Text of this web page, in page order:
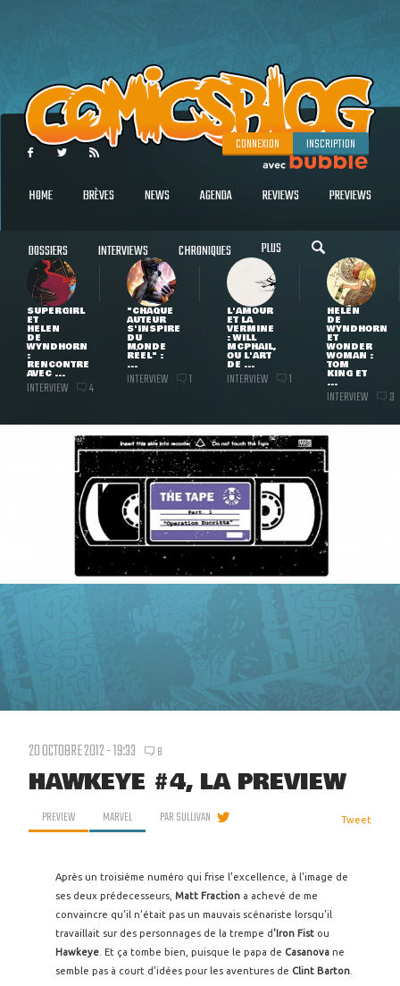
CONNEXION INSCRIPTION
HOME BRÈVES NEWS AGENDA REVIEWS PREVIEWS
DOSSIERS INTERVIEWS CHRONIQUES PLUS
SUPERGIRL
ET
HELEN
DE
WYNDHORN
:
RENCONTRE
AVEC ...
INTERVIEW 4
"CHAQUE
AUTEUR
S'INSPIRE
DU
MONDE
RÉEL" :
...
INTERVIEW 1
L'AMOUR
ET LA
VERMINE
: WILL
MCPHAIL,
OU L'ART
DE ...
INTERVIEW 1
HELEN
DE
WYNDHORN
ET
WONDER
WOMAN :
TOM
KING ET
...
INTERVIEW 3
20 OCTOBRE 2012 - 19:33 8
HAWKEYE #4, LA PREVIEW
PREVIEW MARVEL PARSULLIVAN Tweet
Après un troisième numéro qui frise l'excellence, à l'image de
ses deux prédecesseurs, Matt Fraction a achevé de me
convaincre qu'il n'était pas un mauvais scénariste lorsqu'il
travaillait sur des personnages de la trempe d'Iron Fist ou
Hawkeye . Et ça tombe bien, puisque le papa de Casanova ne
semble pas à court d'idées pour les aventures de Clint Barton